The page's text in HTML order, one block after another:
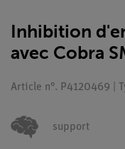
Inhibition
avec Cobra
Article n°. P4120469 |
support